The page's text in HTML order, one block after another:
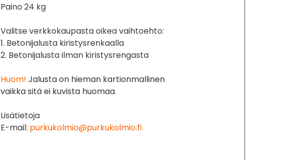
Paino 24 kg
Valitse verkkokaupasta oikea vaihtoehto:
1. Betonijalusta kiristysrenkaalla
2. Betonijalusta ilman kiristysrengasta
Huom! Jalusta on hieman kartionmallinen
vaikka sitä ei kuvista huomaa.
Lisätietoja
E-mail: purkukolmio@purkukolmio.fi